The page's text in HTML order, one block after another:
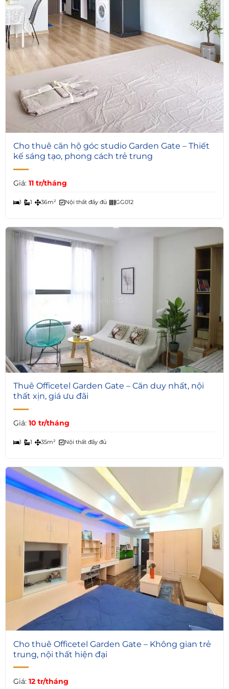
4
Cho thuê căn hộ góc studio Garden Gate – Thiết
kế sáng tạo, phong cách trẻ trung
Giá: 11 tr/tháng
1 1 36m² Nội thất đầy đủ GG012
5
Thuê Officetel Garden Gate – Căn duy nhất, nội
thất xịn, giá ưu đãi
Giá: 10 tr/tháng
1 1 35m² Nội thất đầy đủ
5
Cho thuê Officetel Garden Gate – Không gian trẻ
trung, nội thất hiện đại
Giá: 12 tr/tháng